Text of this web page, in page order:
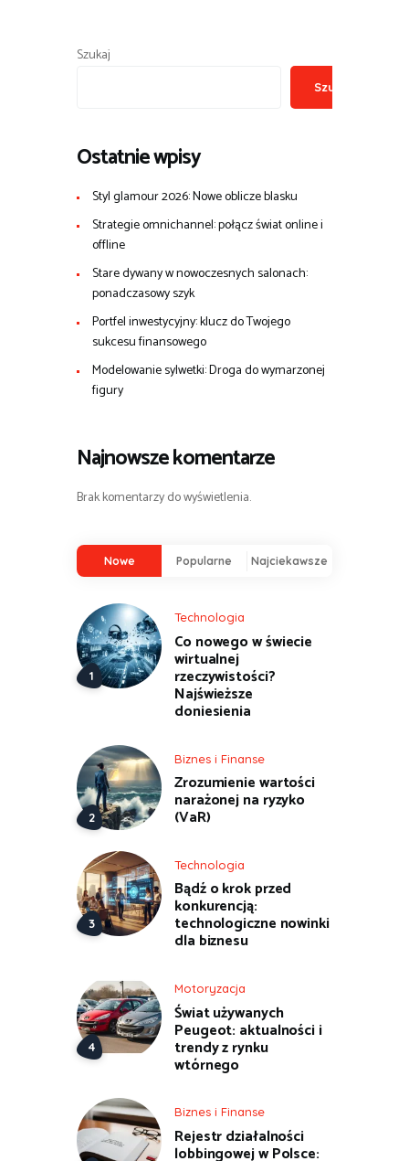
Szukaj
Szukaj
Ostatnie wpisy
Styl glamour 2026: Nowe oblicze blasku
Strategie omnichannel: połącz świat online i
offline
Stare dywany w nowoczesnych salonach:
ponadczasowy szyk
Portfel inwestycyjny: klucz do Twojego
sukcesu finansowego
Modelowanie sylwetki: Droga do wymarzonej
figury
Najnowsze komentarze
Brak komentarzy do wyświetlenia.
Nowe Popularne Najciekawsze
Technologia
Co nowego w świecie
wirtualnej
rzeczywistości?
Najświeższe
doniesienia
Biznes i Finanse
Zrozumienie wartości
narażonej na ryzyko
(VaR)
Technologia
Bądź o krok przed
konkurencją:
technologiczne nowinki
dla biznesu
Motoryzacja
Świat używanych
Peugeot: aktualności i
trendy z rynku
wtórnego
Biznes i Finanse
Rejestr działalności
lobbingowej w Polsce: